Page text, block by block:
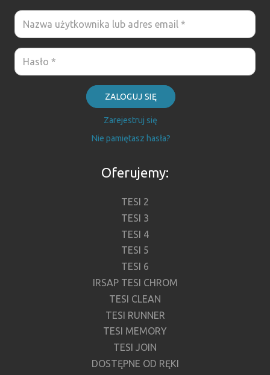
ZALOGUJ SIĘ
Zarejestruj się
Nie pamiętasz hasła?
Oferujemy:
TESI 2
TESI 3
TESI 4
TESI 5
TESI 6
IRSAP TESI CHROM
TESI CLEAN
TESI RUNNER
TESI MEMORY
TESI JOIN
DOSTĘPNE OD RĘKI